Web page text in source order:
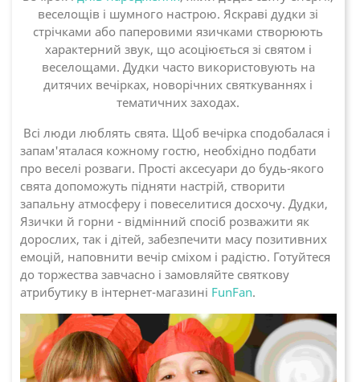
веселощів і шумного настрою. Яскраві дудки зі
стрічками або паперовими язичками створюють
характерний звук, що асоціюється зі святом і
веселощами. Дудки часто використовують на
дитячих вечірках, новорічних святкуваннях і
тематичних заходах.
Всі люди люблять свята. Щоб вечірка сподобалася і
запам'яталася кожному гостю, необхідно подбати
про веселі розваги. Прості аксесуари до будь-якого
свята допоможуть підняти настрій, створити
запальну атмосферу і повеселитися досхочу. Дудки,
Язички й горни - відмінний спосіб розважити як
дорослих, так і дітей, забезпечити масу позитивних
емоцій, наповнити вечір сміхом і радістю. Готуйтеся
до торжества завчасно і замовляйте святкову
атрибутику в інтернет-магазині FunFan.